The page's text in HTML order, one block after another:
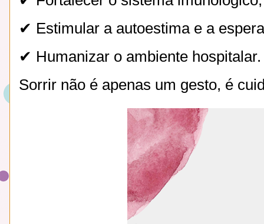
✔ Estimular a autoestima e a
✔ Humanizar o ambiente hospitalar.
Sorrir não é apenas um gesto, é